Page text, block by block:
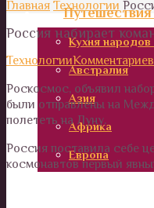
Кухня
Австралия
Азия
Африка
Европа
Главная Технологии
Россия набирает
Технологии
Роскосмос, объявил
были отправлены на
полететь на Луну.
Россия поставила себе
космонавтов первый